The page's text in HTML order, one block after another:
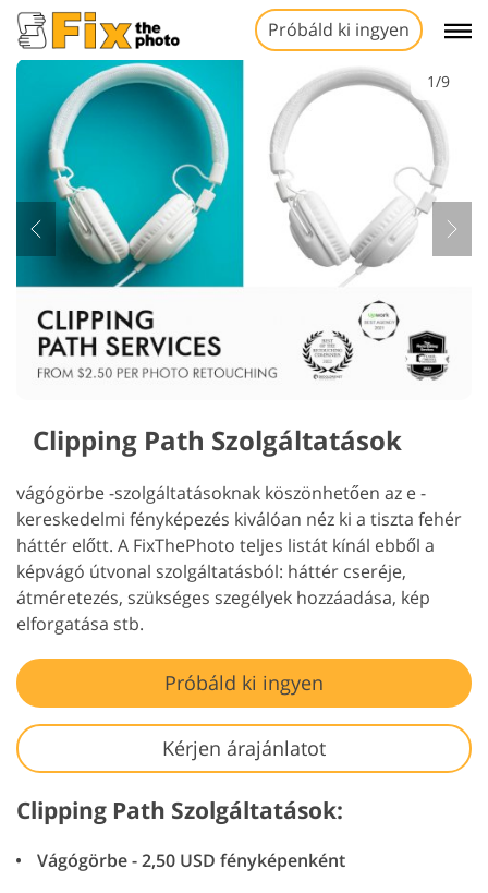
Próbáld ki ingyen
1/9
Clipping Path Szolgáltatások
vágógörbe -szolgáltatásoknak köszönhetően az e -
kereskedelmi fényképezés kiválóan néz ki a tiszta fehér
háttér előtt. A FixThePhoto teljes listát kínál ebből a
képvágó útvonal szolgáltatásból: háttér cseréje,
átméretezés, szükséges szegélyek hozzáadása, kép
elforgatása stb.
Próbáld ki ingyen
Kérjen árajánlatot
Clipping Path Szolgáltatások:
Vágógörbe - 2,50 USD fényképenként